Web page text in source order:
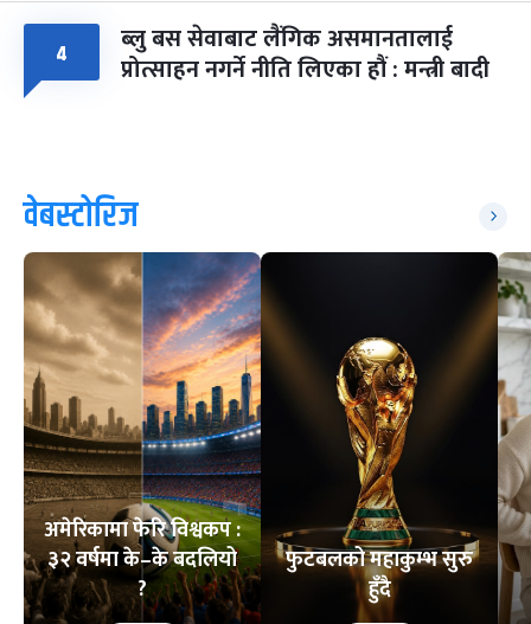
४ ब्लु बस सेवाबाट लैंगिक असमानतालाई
प्रोत्साहन नगर्ने नीति लिएका हौं : मन्त्री बादी
वेबस्टोरिज
अमेरिकामा फेरि विश्वकप :
३२ वर्षमा के–के बदलियो
?
फुटबलको महाकुम्भ सुरु
हुँदै